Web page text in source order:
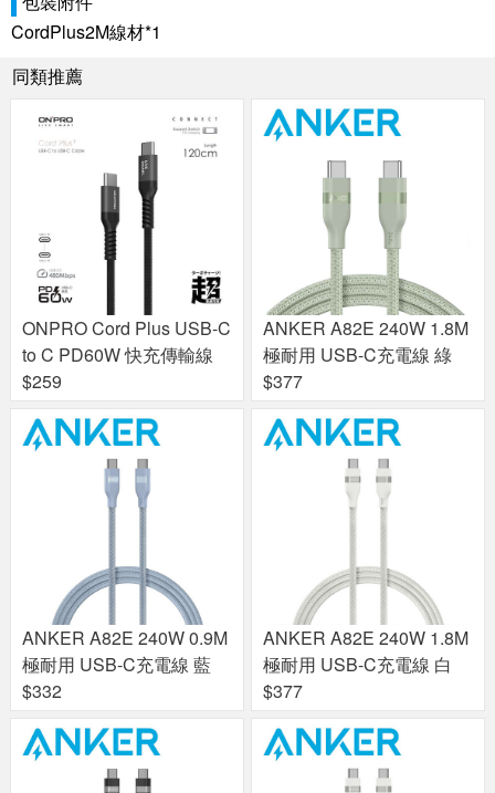
CordPlus2M線材*1
同類推薦
ONPRO Cord Plus USB-C
to C PD60W 快充傳輸線
$259
ANKER A82E 240W 1.8M
極耐用 USB-C充電線 綠
$377
ANKER A82E 240W 0.9M
極耐用 USB-C充電線 藍
$332
ANKER A82E 240W 1.8M
極耐用 USB-C充電線 白
$377